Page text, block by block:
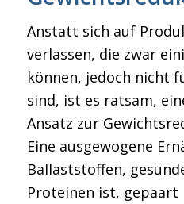
Anstatt sich auf
verlassen, die zwar
können, jedoch nicht
sind, ist es ratsam,
Ansatz zur
Eine ausgewogene
Ballaststoffen,
Proteinen ist,